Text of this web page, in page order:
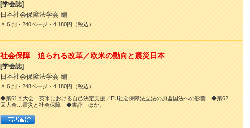
[学会誌]
日本社会保障法学会 編
Ａ５判・240ページ・4,180円（税込）
社会保障 迫られる改革／欧米の動向と震災日本
[学会誌]
日本社会保障法学会 編
Ａ５判・248ページ・4,180円（税込）
◆第61回大会…英米における自己決定支援／EU社会保障法立法の加盟国法への影響 ◆第62
回大会…震災と社会保障 ◆書評 ほか。